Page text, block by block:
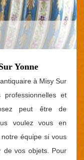
Yonne
à Misy Sur
et
peut être de
voulez vous en
équipe si vous
de vos objets. Pour